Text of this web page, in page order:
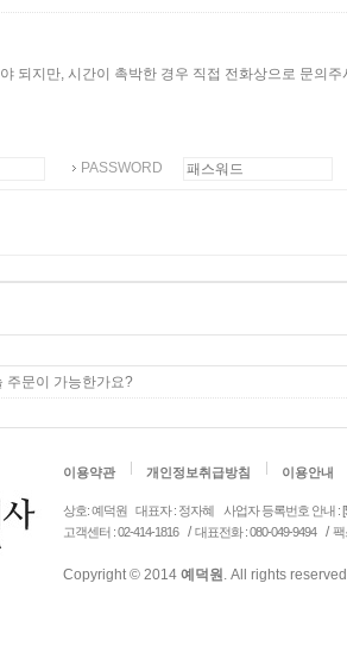
되지만, 시간이 촉박한 경우 직접 전화상으로 문
PASSWORD
주문이 가능한가요?
이용약관 개인정보취급방침 이용안내
상호: 예덕원 대표자 : 정자혜 사업자 등록번호 안내 :
고객센터 : 02-414-1816
/대표전화 : 080-049-9494 /팩
Copyright © 2014 예덕원 . All rights reserved.